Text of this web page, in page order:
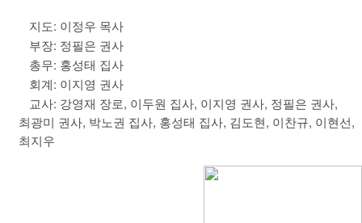
지도: 이정우 목사
부장: 정필은 권사
총무: 홍성태 집사
회계: 이지영 권사
교사: 강영재 장로, 이두원 집사, 이지영 권사, 정필은 권사,
최광미 권사, 박노권 집사, 홍성태 집사, 김도현, 이찬규, 이현선,
최지우